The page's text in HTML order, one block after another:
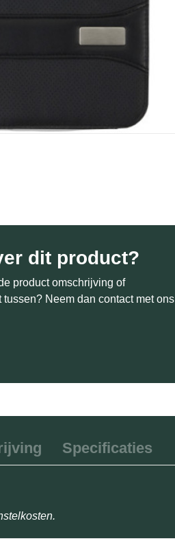
dit product?
product omschrijving of
Neem dan contact met ons
Specificaties